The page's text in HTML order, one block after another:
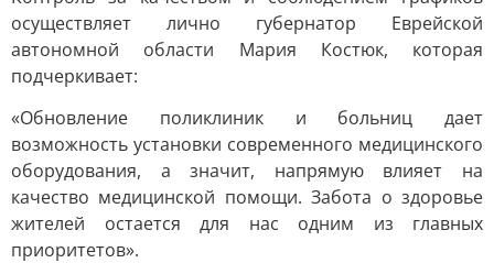
осуществляет лично губернатор Еврейской
автономной области Мария Костюк, которая
подчеркивает:
«Обновление поликлиник и больниц дает
возможность установки современного медицинского
оборудования, а значит, напрямую влияет на
качество медицинской помощи. Забота о здоровье
жителей остается для нас одним из главных
приоритетов».